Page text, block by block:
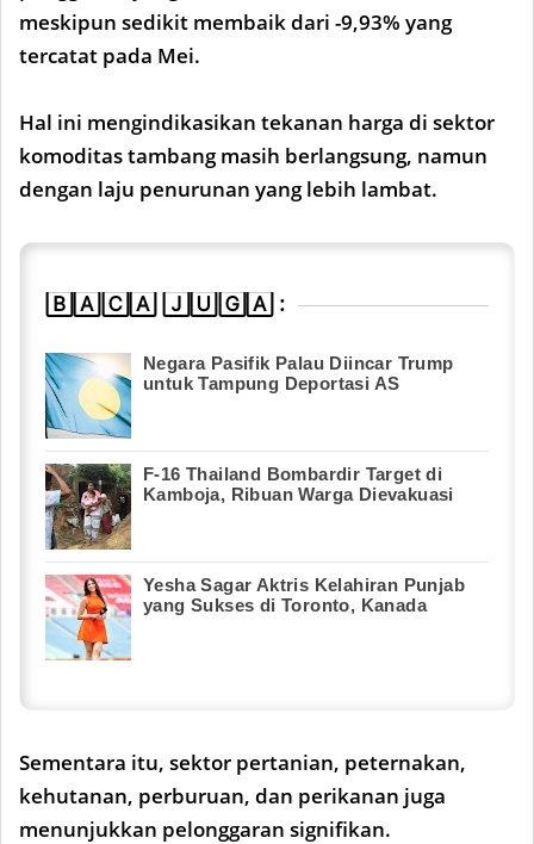
meskipun sedikit membaik dari -9,93% yang
tercatat pada Mei.
Hal ini mengindikasikan tekanan harga di sektor
komoditas tambang masih berlangsung, namun
dengan laju penurunan yang lebih lambat.
🄱🄰🄲🄰 🄹🅄🄶🄰 :
Negara Pasifik Palau Diincar Trump
untuk Tampung Deportasi AS
F-16 Thailand Bombardir Target di
Kamboja, Ribuan Warga Dievakuasi
Yesha Sagar Aktris Kelahiran Punjab
yang Sukses di Toronto, Kanada
Sementara itu, sektor pertanian, peternakan,
kehutanan, perburuan, dan perikanan juga
menunjukkan pelonggaran signifikan.